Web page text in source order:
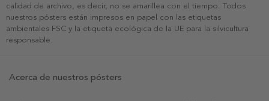
calidad de archivo, es decir, no se amarillea con el tiempo. Todos
nuestros pósters están impresos en papel con las etiquetas
ambientales FSC y la etiqueta ecológica de la UE para la silvicultura
responsable.
Acerca de nuestros pósters